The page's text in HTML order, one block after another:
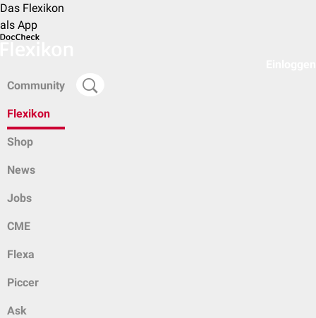
Das Flexikon
als App
Community
Flexikon
Shop
News
Jobs
CME
Flexa
Piccer
Ask